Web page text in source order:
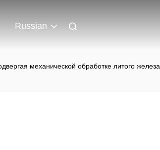
Russian
механической обработке литого железа